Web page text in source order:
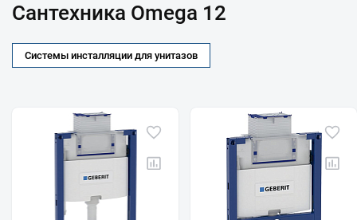
Сантехника Omega 12
Системы инсталляции для унитазов